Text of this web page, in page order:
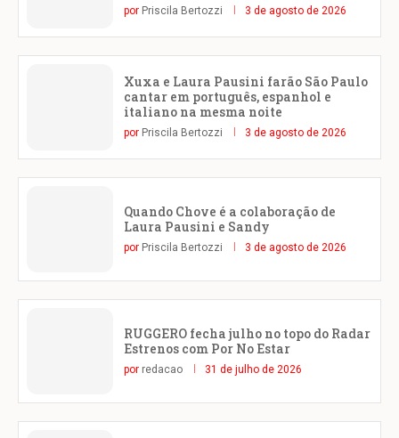
por Priscila Bertozzi 3 de agosto de 2026
Xuxa e Laura Pausini farão São Paulo
cantar em português, espanhol e
italiano na mesma noite
por Priscila Bertozzi 3 de agosto de 2026
Quando Chove é a colaboração de
Laura Pausini e Sandy
por Priscila Bertozzi 3 de agosto de 2026
RUGGERO fecha julho no topo do Radar
Estrenos com Por No Estar
por redacao 31 de julho de 2026